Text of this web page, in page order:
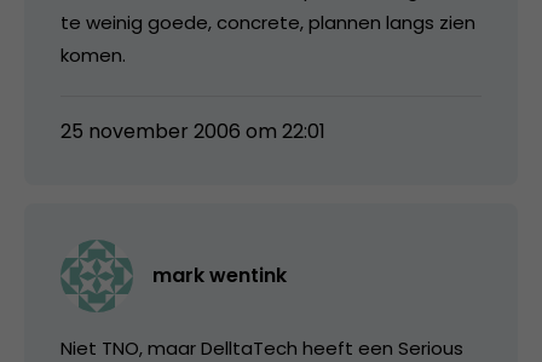
te weinig goede, concrete, plannen langs zien
komen.
25 november 2006 om 22:01
mark wentink
Niet TNO, maar DelltaTech heeft een Serious